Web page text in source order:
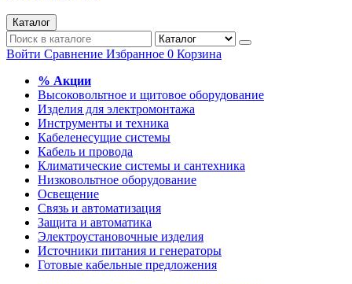
Каталог
Войти Сравнение Избранное 0 Корзина
% Акции
Высоковольтное и щитовое оборудование
Изделия для электромонтажа
Инструменты и техника
Кабеленесущие системы
Кабель и провода
Климатические системы и сантехника
Низковольтное оборудование
Освещение
Связь и автоматизация
Защита и автоматика
Электроустановочные изделия
Источники питания и генераторы
Готовые кабельные предложения